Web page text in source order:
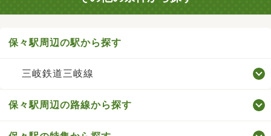
保々駅周辺の駅から探す
三岐鉄道三岐線
保々駅周辺の路線から探す